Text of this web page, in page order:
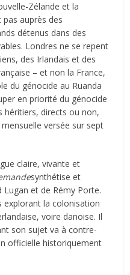
Zélande et la
pas auprès des
détenus dans des
Londres ne se repent
des Irlandais et des
– et non la France,
du génocide au Ruanda
en priorité du génocide
héritiers, directs ou non,
versée sur sept
claire, vivante et
synthétise et
Lugan et de Rémy Porte.
explorant la colonisation
voire danoise. Il
son sujet va à contre-
officielle historiquement